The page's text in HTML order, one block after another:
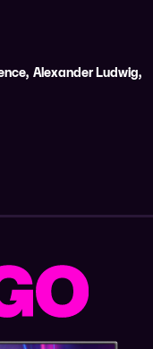
, Alexander Ludwig,